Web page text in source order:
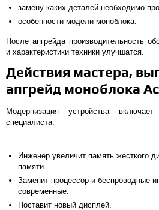
замену каких деталей необходимо
особенности модели моноблока.
После апгрейда производительность
и характеристики техники улучшатся.
Действия мастера,
апгрейд моноблока
Модернизация устройства
специалиста:
Инженер увеличит память жесткого
памяти.
Заменит процессор и беспроводные
современные.
Поставит новый дисплей.